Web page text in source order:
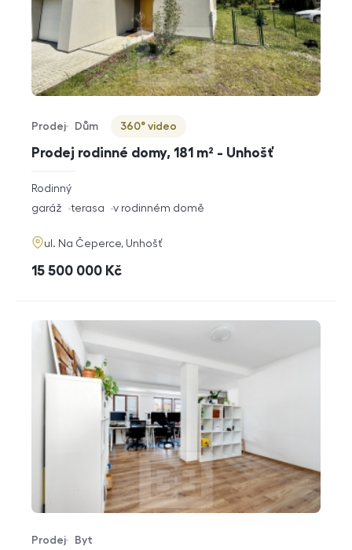
Prodej rodinné domy, 181 m² - Unhošť
Typ nabídky
Prodej
Typ nemovitosti
Dům
Virtuální prohlídka
360° video
rozměry
dispozice
Rodinný
funkce
garáž terasa v rodinném domě
adresa
ul. Na Čeperce, Unhošť
cena
15 500 000 Kč
Typ nabídky
Prodej
Typ nemovitosti
Byt